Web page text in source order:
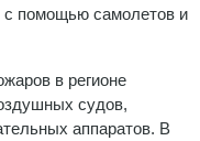
с помощью самолетов и
в регионе
судов,
аппаратов. В